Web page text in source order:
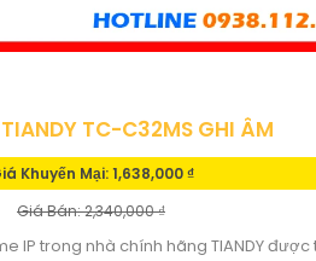
TC-C32MS GHI ÂM
Khuyến Mại: 1,638,000 ₫
Giá Bán: 2,340,000 ₫
IP trong nhà chính hãng TIANDY được